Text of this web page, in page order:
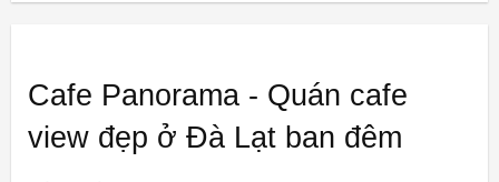
Cafe Panorama - Quán cafe
view đẹp ở Đà Lạt ban đêm